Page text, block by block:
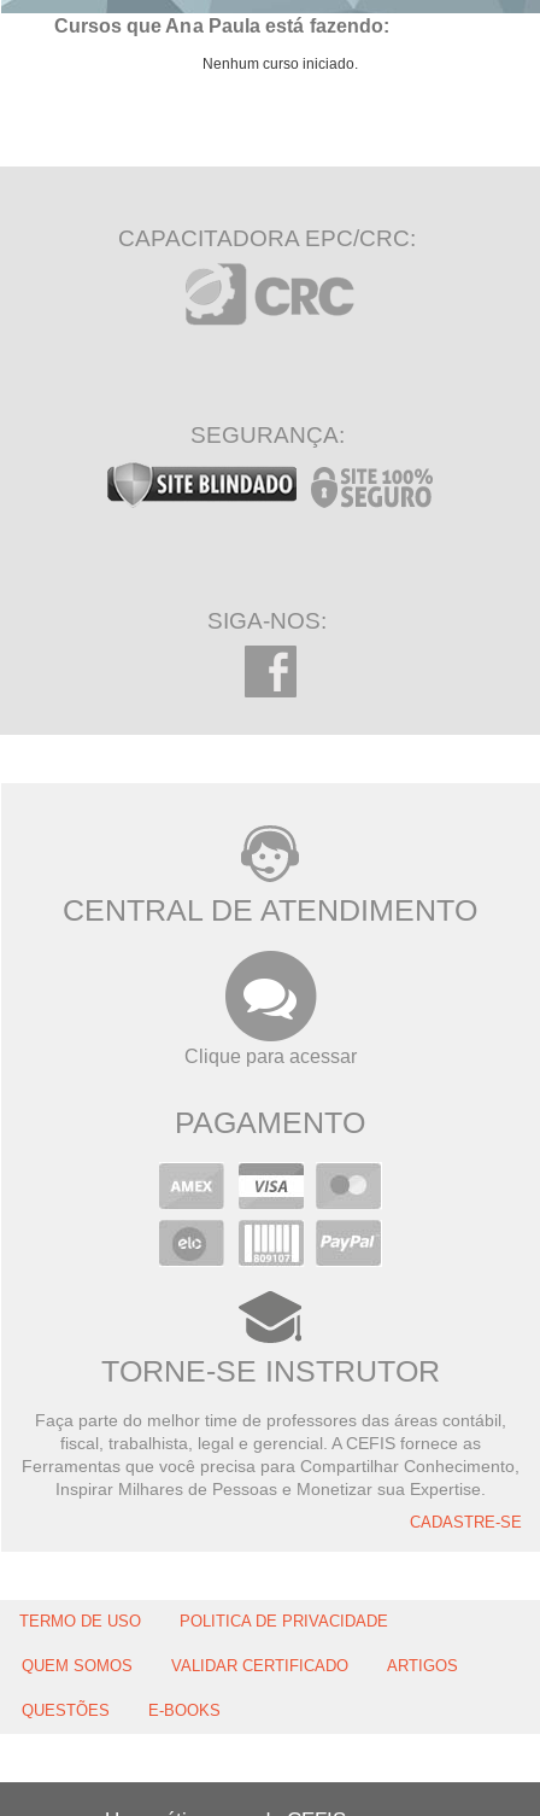
Cursos que Ana Paula está fazendo:
Nenhum curso iniciado.
CAPACITADORA EPC/CRC:
SEGURANÇA:
SIGA-NOS:
CENTRAL DE ATENDIMENTO
Clique para acessar
PAGAMENTO
TORNE-SE INSTRUTOR
Faça parte do melhor time de professores das áreas contábil,
fiscal, trabalhista, legal e gerencial. A CEFIS fornece as
Ferramentas que você precisa para Compartilhar Conhecimento,
Inspirar Milhares de Pessoas e Monetizar sua Expertise.
CADASTRE-SE
TERMO DE USO POLITICA DE PRIVACIDADE
QUEM SOMOS VALIDAR CERTIFICADO ARTIGOS
QUESTÕES E-BOOKS